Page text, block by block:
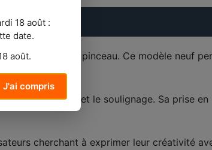
18 août :
date.
août.
J'ai compris
à sa pointe pinceau. Ce modèle neuf
le surlignage et le soulignage. Sa prise
cherchant à exprimer leur créativité